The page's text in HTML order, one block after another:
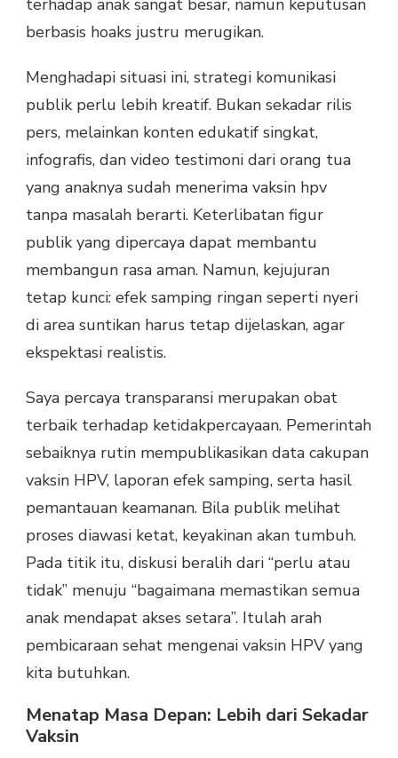
berbasis hoaks justru merugikan.
Menghadapi situasi ini, strategi komunikasi
publik perlu lebih kreatif. Bukan sekadar rilis
pers, melainkan konten edukatif singkat,
infografis, dan video testimoni dari orang tua
yang anaknya sudah menerima vaksin hpv
tanpa masalah berarti. Keterlibatan figur
publik yang dipercaya dapat membantu
membangun rasa aman. Namun, kejujuran
tetap kunci: efek samping ringan seperti nyeri
di area suntikan harus tetap dijelaskan, agar
ekspektasi realistis.
Saya percaya transparansi merupakan obat
terbaik terhadap ketidakpercayaan. Pemerintah
sebaiknya rutin mempublikasikan data cakupan
vaksin HPV, laporan efek samping, serta hasil
pemantauan keamanan. Bila publik melihat
proses diawasi ketat, keyakinan akan tumbuh.
Pada titik itu, diskusi beralih dari “perlu atau
tidak” menuju “bagaimana memastikan semua
anak mendapat akses setara”. Itulah arah
pembicaraan sehat mengenai vaksin HPV yang
kita butuhkan.
Menatap Masa Depan: Lebih dari Sekadar
Vaksin